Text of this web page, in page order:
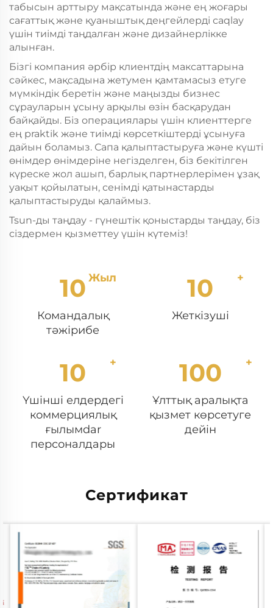
табысын арттыру мақсатында және ең жоғары
сағаттық және қуаныштық деңгейлерді саqlау
үшін тиімді таңдалған және дизайнерлікке
алынған.
Бізгі компания әрбір клиентдің максаттарына
сәйкес, мақсадына жетумен қамтамасыз етуге
мүмкіндік беретін және маңызды бизнес
сұрауларын ұсыну арқылы өзін басқарудан
байқайды. Біз операциялары үшін клиенттерге
ең praktik және тиімді көрсеткіштерді ұсынуға
дайын боламыз. Сапа қалыптастыруға және күшті
өнімдер өнімдеріне негізделген, біз бекітілген
күреске жол ашып, барлық партнерлерімен ұзақ
уақыт қойылатын, сенімді қатынастарды
қалыптастыруды қалаймыз.
Tsun-ды таңдау - гүнештік қоныстарды таңдау, біз
сіздермен қызметтеу үшін күтеміз!
10
Командалық
тәжірибе
10
Жеткізуші
10
Үшінші елдердегі
коммерциялық
ғылымdar
персоналдары
100
Ұлттық аралықта
қызмет көрсетуге
дейін
Сертификат